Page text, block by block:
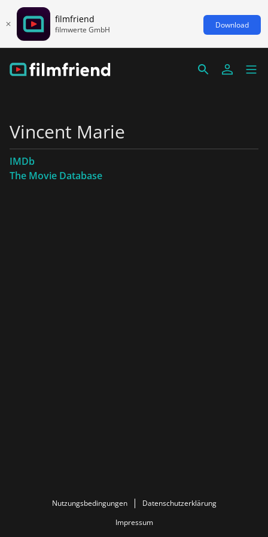
filmfriend
filmwerte GmbH Download
Vincent Marie
IMDb
The Movie Database
Nutzungsbedingungen
Datenschutzerklärung
Impressum